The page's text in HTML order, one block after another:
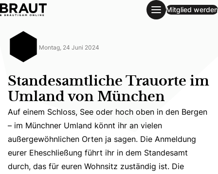
Standesamtliche Trauorte im Umland von München
Mitglied werden
Montag, 24 Juni 2024
Standesamtliche Trauorte im
Umland von München
Auf einem Schloss, See oder hoch oben in den Bergen
Auf einem Schloss, See oder hoch oben in den Bergen
– im Münchner Umland könnt ihr an vielen
außergewöhnlichen Orten ja sagen. Die Anmeldung
eurer Eheschließung führt ihr in dem Standesamt
durch, das für euren Wohnsitz zuständig ist. Die